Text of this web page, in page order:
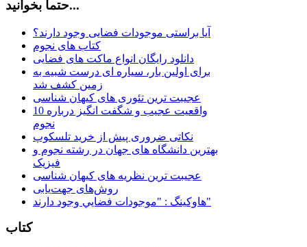
حتماً بخوانید...
آیا براستی موجودات فضایی وجود دارند؟
کتاب های نجوم
دانلود رایگان انواع ماکت های فضایی
برای اولین بار، سیاره ای درست شبیه به
زمین کشف شد
عجیبت ترین تئوری های کیهان شناسی
10 واقعیت عجیب و شگفت انگیز درباره
نجوم
نکاتی ضروری پیش از خرید تلسکوپ
بهترین دانشگاه های جهان در رشته نجوم و
فیزیک
عجیبت ترین نظریه های کیهان شناسی
روش‌های جهت‌یابی
هاوكينگ : "موجودات فضايي وجود دارند"
کتاب